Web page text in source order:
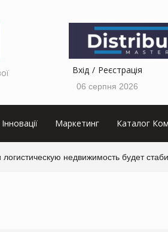
Вхід Реєстрація
06 серпня 2026
Інновації Маркетинг Каталог
недвижимость будет